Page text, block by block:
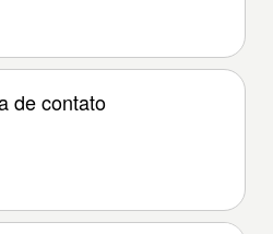
de contato